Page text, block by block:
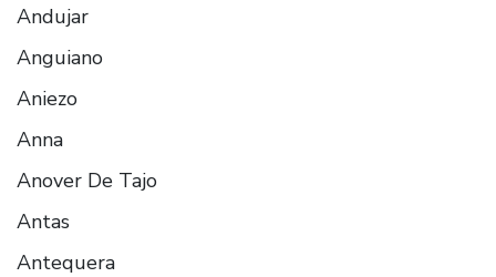
Andujar
Anguiano
Aniezo
Anna
Anover De Tajo
Antas
Antequera